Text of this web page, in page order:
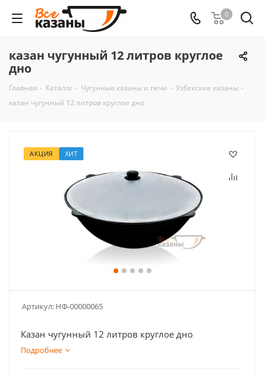
0
казан чугунный 12 литров круглое
дно
Главная - Каталог - Чугунные казаны и печи - Узбекские казаны -
казан чугунный 12 литров круглое дно
АКЦИЯ ХИТ
Артикул: НФ-00000065
Казан чугунный 12 литров круглое дно
Подробнее